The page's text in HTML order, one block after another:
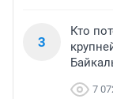
3
Кто
7